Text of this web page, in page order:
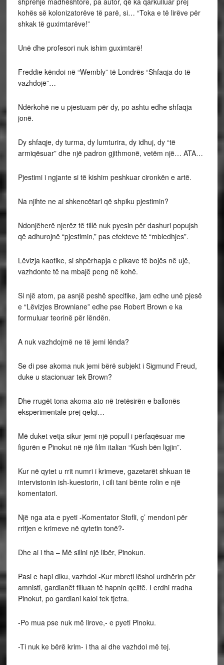
kohës së kolonizatorëve të parë, si… “Toka e të lirëve për
shkak të guximtarëve!”
Unë dhe profesori nuk ishim guximtarë!
Freddie këndoi në “Wembly” të Londrës “Shfaqja do të
vazhdojë”…
Ndërkohë ne u pjestuam për dy, po ashtu edhe shfaqja
jonë.
Dy shfaqje, dy turma, dy lumturira, dy idhuj, dy “të
armiqësuar” dhe një padron gjithmonë, vetëm një… ATA…
Pjestimi i ngjante si të kishim peshkuar cironkën e artë.
Na njihte ne ai shkencëtari që shpiku pjestimin?
Ndonjëherë njerëz të tillë nuk pyesin për dashuri popujsh
që adhurojnë “pjestimin,” pas efekteve të “mbledhjes”.
Lëvizja kaotike, si shpërhapja e pikave të bojës në ujë,
vazhdonte të na mbajë peng në kohë.
Si një atom, pa asnjë peshë specifike, jam edhe unë pjesë
e “Lëvizjes Browniane” edhe pse Robert Brown e ka
formuluar teorinë për lëndën.
A nuk vazhdojmë ne të jemi lënda?
Se di pse akoma nuk jemi bërë subjekt i Sigmund Freud,
duke u stacionuar tek Brown?
Dhe rrugët tona akoma ato në tretësirën e ballonës
eksperimentale prej qelqi…
Më duket vetja sikur jemi një popull i përfaqësuar me
figurën e Pinokut në një film italian “Kush bën ligjin”.
Kur në qytet u rrit numri i krimeve, gazetarët shkuan të
intervistonin ish-kuestorin, i cili tani bënte rolin e një
komentatori.
Një nga ata e pyeti -Komentator Stofli, ç’ mendoni për
rritjen e krimeve në qytetin tonë?-
Dhe ai i tha – Më sillni një libër, Pinokun.
Pasi e hapi diku, vazhdoi -Kur mbreti lëshoi urdhërin për
amnisti, gardianët filluan të hapnin qelitë. I erdhi rradha
Pinokut, po gardiani kaloi tek tjetra.
-Po mua pse nuk më lirove,- e pyeti Pinoku.
-Ti nuk ke bërë krim- i tha ai dhe vazhdoi më tej.